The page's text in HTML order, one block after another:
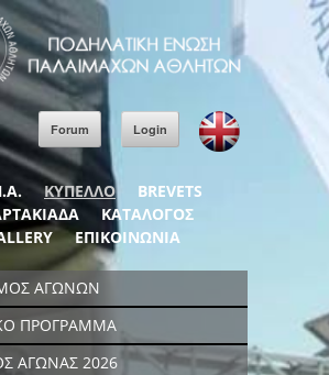
Forum Login
ΚΥΠΕΛΛΟ
BREVETS
ΚΑΤΑΛΟΓΟΣ
ΕΠΙΚΟΙΝΩΝΙΑ
ΑΓΩΝΩΝ
ΠΡΟΓΡΑΜΜΑ
ΑΓΩΝΑΣ 2026